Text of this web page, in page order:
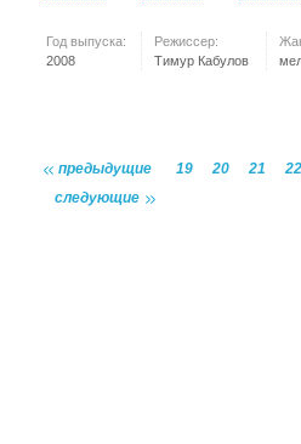
Год выпуска:
2008
Режиссер:
Тимур Кабулов
предыдущие 19 20 21
22
следующие